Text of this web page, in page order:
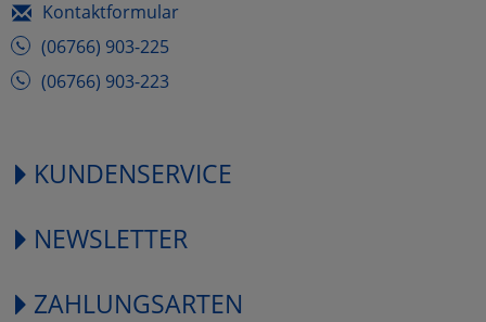
Kontaktformular
(06766) 903-225
(06766) 903-223
KUNDENSERVICE
NEWSLETTER
ZAHLUNGSARTEN